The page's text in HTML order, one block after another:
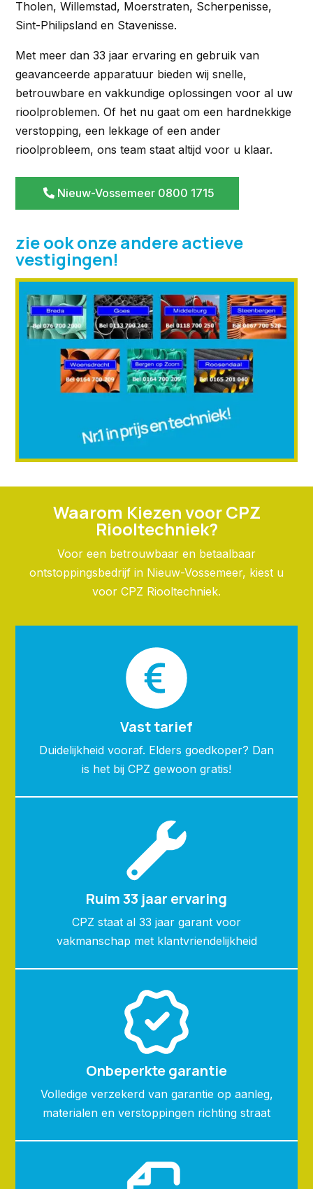
Tholen, Willemstad, Moerstraten, Scherpenisse,
Sint-Philipsland en Stavenisse.
Met meer dan 33 jaar ervaring en gebruik van
geavanceerde apparatuur bieden wij snelle,
betrouwbare en vakkundige oplossingen voor al uw
rioolproblemen. Of het nu gaat om een hardnekkige
verstopping, een lekkage of een ander
rioolprobleem, ons team staat altijd voor u klaar.
Nieuw-Vossemeer 0800 1715
zie ook onze andere actieve
vestigingen!
Waarom Kiezen voor CPZ
Riooltechniek?
Voor een betrouwbaar en betaalbaar
ontstoppingsbedrijf in Nieuw-Vossemeer, kiest u
voor CPZ Riooltechniek.
Vast tarief
Duidelijkheid vooraf. Elders goedkoper? Dan
is het bij CPZ gewoon gratis!
Ruim 33 jaar ervaring
CPZ staat al 33 jaar garant voor
vakmanschap met klantvriendelijkheid
Onbeperkte garantie
Volledige verzekerd van garantie op aanleg,
materialen en verstoppingen richting straat